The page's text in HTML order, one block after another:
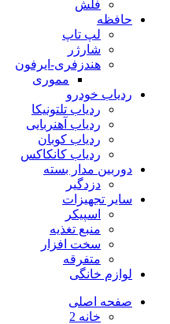
فلش
حافظه
لپ تاپ
شارژر
هندزفری-ایرفون
مموری
ردیاب خودرو
ردیاب تلتونیکا
ردیاب آهنربایی
ردیاب کوبان
ردیاب کانکاکس
دوربین مدار بسته
دزدگیر
سایر تجهیزات
اسپیکر
منبع تغذیه
سخت افزار
متفرقه
لوازم خانگی
صفحه اصلی
خانه 2